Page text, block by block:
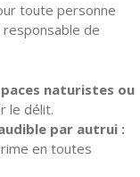
toute personne
de
naturistes ou
le délit.
par autrui :
en toutes